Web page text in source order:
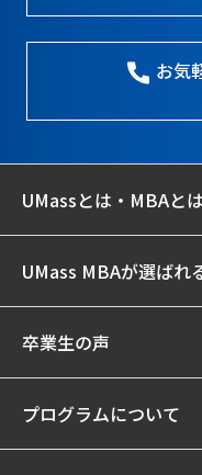
お気
UMassとは・MBAとは
UMass MBAが選ばれ
卒業生の声
プログラムについて